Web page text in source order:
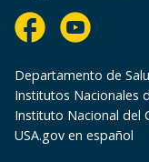
Departamento de
Institutos Nacionales
Instituto Nacional del
USA.gov en español